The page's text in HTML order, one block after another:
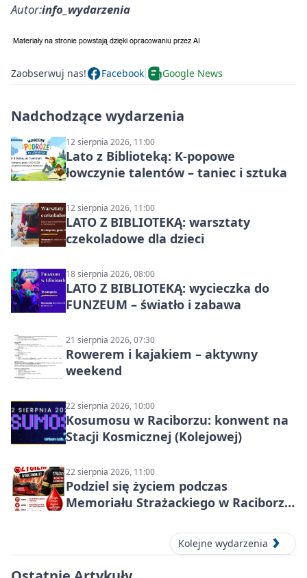
Autor:info_wydarzenia
Zaobserwuj nas! Facebook Google News
Nadchodzące wydarzenia
12 sierpnia 2026, 11:00
Lato z Biblioteką: K-popowe
łowczynie talentów – taniec i sztuka
12 sierpnia 2026, 11:00
LATO Z BIBLIOTEKĄ: warsztaty
czekoladowe dla dzieci
18 sierpnia 2026, 08:00
LATO Z BIBLIOTEKĄ: wycieczka do
FUNZEUM – światło i zabawa
21 sierpnia 2026, 07:30
Rowerem i kajakiem – aktywny
weekend
22 sierpnia 2026, 10:00
Kosumosu w Raciborzu: konwent na
Stacji Kosmicznej (Kolejowej)
22 sierpnia 2026, 11:00
Podziel się życiem podczas
Memoriału Strażackiego w Raciborzu
Kolejne wydarzenia